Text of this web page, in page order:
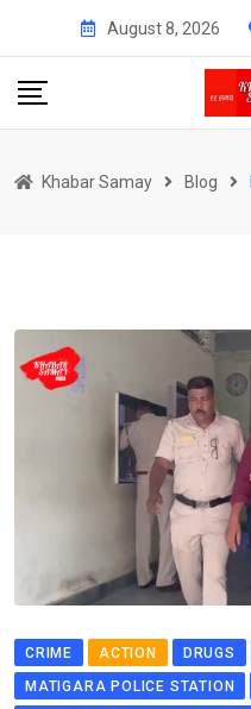
content
August 8, 2026
Khabar Samay Blog
CRIME ACTION DRUGS
MATIGARA POLICE STATION